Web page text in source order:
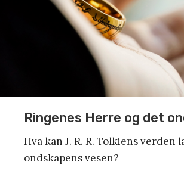
Ringenes Herre og det
Hva kan J. R. R. Tolkiens verden
ondskapens vesen?